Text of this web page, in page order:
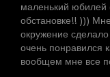
маленький юбилей
обстановке!! )))
окружение
очень понравился
вообщем мне все